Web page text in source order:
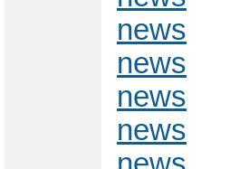
news
news
news
news